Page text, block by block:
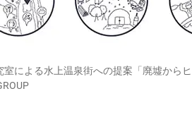
による水上温泉街への提案「廃墟から